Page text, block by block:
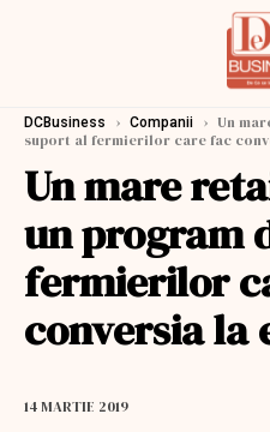
DCBusiness › Companii › Un
suport al fermierilor care fac
Un mare
un program
fermierilor
conversia la
14 MARTIE 2019